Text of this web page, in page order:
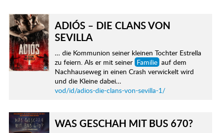
ADIÓS – DIE CLANS VON
SEVILLA
… die Kommunion seiner kleinen Tochter Estrella
zu feiern. Als er mit seiner Familie auf dem
Nachhauseweg in einen Crash verwickelt wird
und die Kleine dabei…
vod/id/adios-die-clans-von-sevilla-1/
WAS GESCHAH MIT BUS 670?